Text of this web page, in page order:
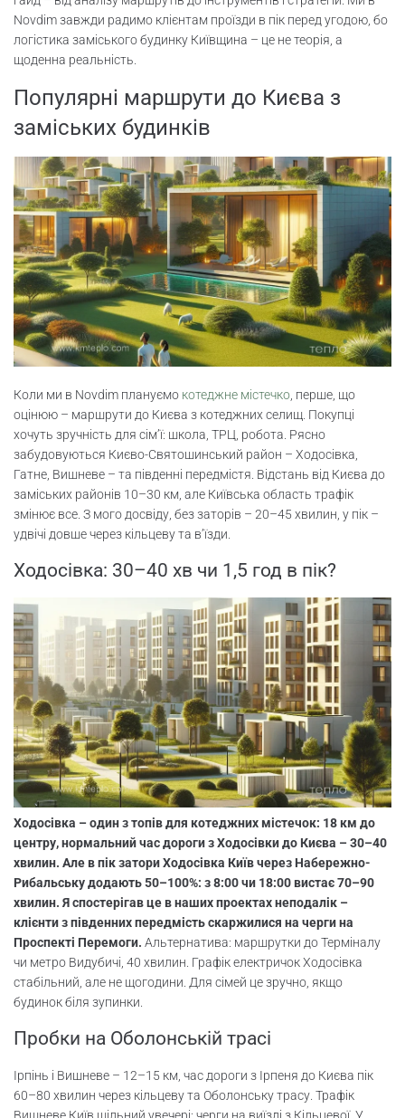
Novdim завжди радимо клієнтам проїзди в пік перед угодою, бо
логістика заміського будинку Київщина – це не теорія, а
щоденна реальність.
Популярні маршрути до Києва з
заміських будинків
Коли ми в Novdim плануємо котеджне містечко, перше, що
оцінюю – маршрути до Києва з котеджних селищ. Покупці
хочуть зручність для сім’ї: школа, ТРЦ, робота. Рясно
забудовуються Києво-Святошинський район – Ходосівка,
Гатне, Вишневе – та південні передмістя. Відстань від Києва до
заміських районів 10–30 км, але Київська область трафік
змінює все. З мого досвіду, без заторів – 20–45 хвилин, у пік –
удвічі довше через кільцеву та в’їзди.
Ходосівка: 30–40 хв чи 1,5 год в пік?
Ходосівка – один з топів для котеджних містечок: 18 км до
центру, нормальний час дороги з Ходосівки до Києва – 30–40
хвилин. Але в пік затори Ходосівка Київ через Набережно-
Рибальську додають 50–100%: з 8:00 чи 18:00 вистає 70–90
хвилин. Я спостерігав це в наших проектах неподалік –
клієнти з південних передмість скаржилися на черги на
Проспекті Перемоги. Альтернатива: маршрутки до Терміналу
чи метро Видубичі, 40 хвилин. Графік електричок Ходосівка
стабільний, але не щогодини. Для сімей це зручно, якщо
будинок біля зупинки.
Пробки на Оболонській трасі
Ірпінь і Вишневе – 12–15 км, час дороги з Ірпеня до Києва пік
60–80 хвилин через кільцеву та Оболонську трасу. Трафік